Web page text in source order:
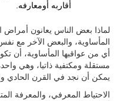
أقاربه أومعارفه.
لماذا بعض الناس يعانون أمراض
المأساوية، والبعض الآخر مع
أي من عواقبها المأساوية، أن
مستقلة ومكتفية ذاتيا، وهي
يمكن أن نجد في القرن الحادي
الاحتياط المعرفي، والمعرفة